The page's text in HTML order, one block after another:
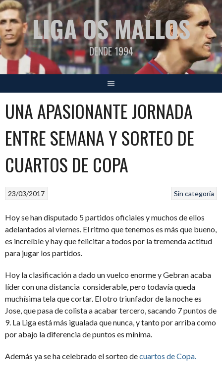
Saltar
al
contenidoLIGA OS MALLOS
DENDE 1994
UNA APASIONANTE JORNADA
ENTRE SEMANA Y SORTEO DE
CUARTOS DE COPA
Sin categoría
23/03/2017
Hoy se han disputado 5 partidos oficiales y muchos de ellos
adelantados al viernes. El ritmo que tenemos es más que bueno,
es increíble y hay que felicitar a todos por la tremenda actitud
para jugar los partidos.
Hoy la clasificación a dado un vuelco enorme y Gebran acaba
líder con una distancia considerable, pero todavía queda
muchísima tela que cortar. El otro triunfador de la noche es
Jose, que pasa de colista a acabar tercero, sacando 7 puntos de
9. La Liga está más igualada que nunca, y tanto por arriba como
por abajo la diferencia de puntos es mínima.
Además ya se ha celebrado el sorteo decuartos de Copa.